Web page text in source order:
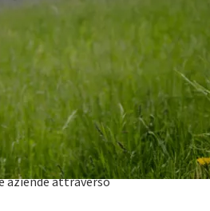
aziende attraverso